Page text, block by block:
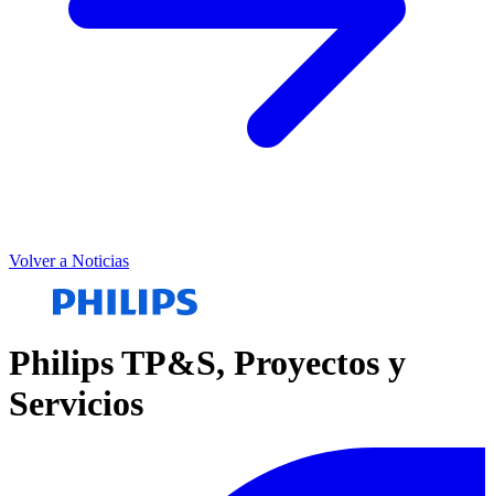
Volver a Noticias
Philips TP&S, Proyectos y
Servicios